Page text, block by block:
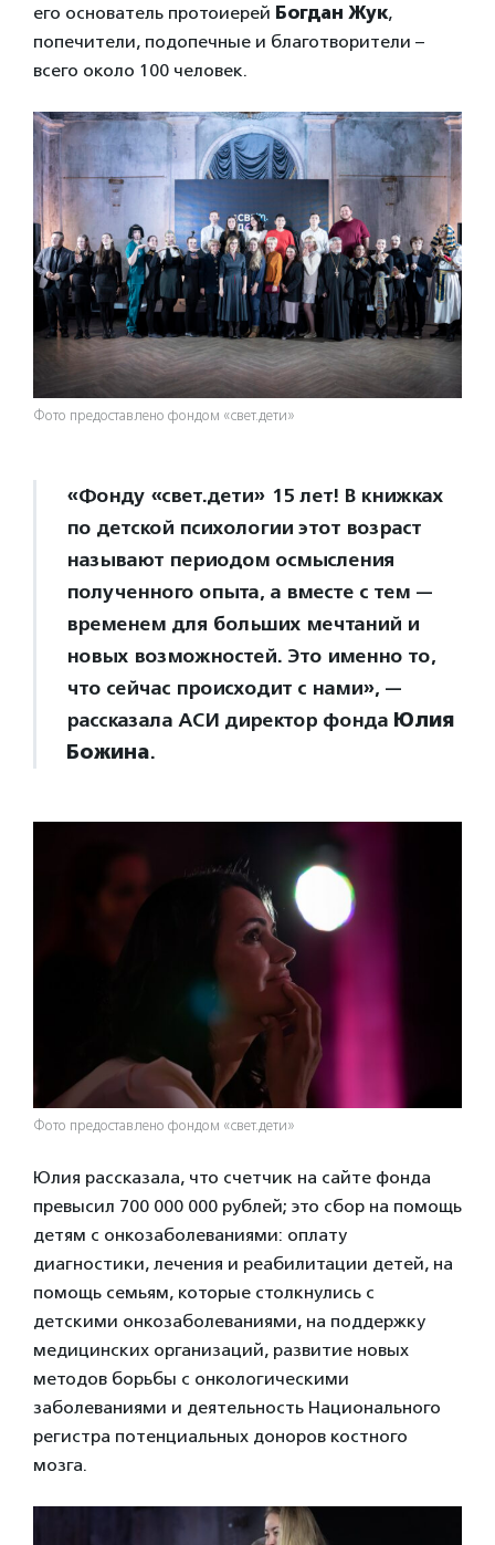
его основатель протоиерей Богдан Жук,
попечители, подопечные и благотворители –
всего около 100 человек.
Фото предоставлено фондом «свет.дети»
«Фонду «свет.дети» 15 лет! В книжках
по детской психологии этот возраст
называют периодом осмысления
полученного опыта, а вместе с тем —
временем для больших мечтаний и
новых возможностей. Это именно то,
что сейчас происходит с нами», —
рассказала АСИ директор фонда Юлия
Божина.
Фото предоставлено фондом «свет.дети»
Юлия рассказала, что счетчик на сайте фонда
превысил 700 000 000 рублей; это сбор на помощь
детям с онкозаболеваниями: оплату
диагностики, лечения и реабилитации детей, на
помощь семьям, которые столкнулись с
детскими онкозаболеваниями, на поддержку
медицинских организаций, развитие новых
методов борьбы с онкологическими
заболеваниями и деятельность Национального
регистра потенциальных доноров костного
мозга.